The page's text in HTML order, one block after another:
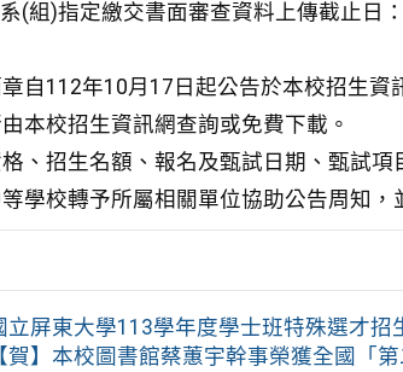
(組)指定繳交書面審查資料上傳截止日
自112年10月17日起公告於本校招生資
本校招生資訊網查詢或免費下載。
、招生名額、報名及甄試日期、甄試
學校轉予所屬相關單位協助公告周知
立屏東大學113學年度學士班特殊選才招
【賀】本校圖書館蔡蕙宇幹事榮獲全國「